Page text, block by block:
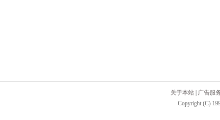
关于本站
广告服
Copyright (C)